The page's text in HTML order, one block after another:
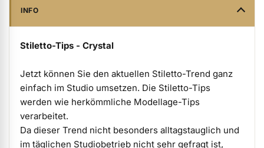
Kundenpräsente anzeigen
INFO
Stiletto-Tips - Crystal
Jetzt können Sie den aktuellen Stiletto-Trend ganz
einfach im Studio umsetzen. Die Stiletto-Tips
werden wie herkömmliche Modellage-Tips
verarbeitet.
Da dieser Trend nicht besonders alltagstauglich und
im täglichen Studiobetrieb nicht sehr gefragt ist,